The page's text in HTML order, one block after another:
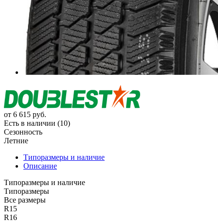
от 6 615 руб.
Есть в наличии (10)
Сезонность
Летние
Типоразмеры и наличие
Описание
Типоразмеры и наличие
Типоразмеры
Все размеры
R15
R16